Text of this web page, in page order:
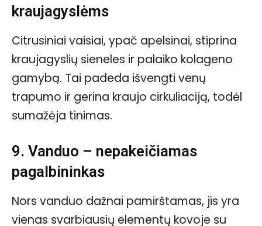
kraujagyslėms
Citrusiniai vaisiai, ypač apelsinai, stiprina
kraujagyslių sieneles ir palaiko kolageno
gamybą. Tai padeda išvengti venų
trapumo ir gerina kraujo cirkuliaciją, todėl
sumažėja tinimas.
9. Vanduo – nepakeičiamas
pagalbininkas
Nors vanduo dažnai pamirštamas, jis yra
vienas svarbiausių elementų kovoje su